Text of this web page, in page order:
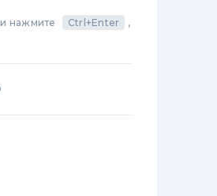
нажмите Ctrl+Enter
,